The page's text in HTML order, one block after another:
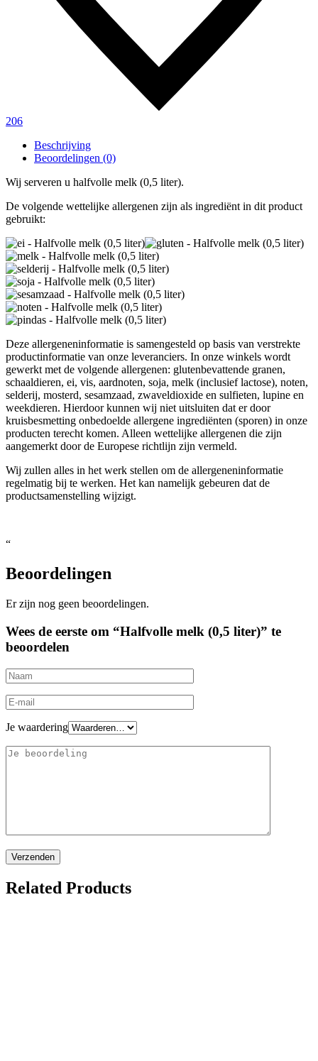
206
Beschrijving
Beoordelingen (0)
Wij serveren u halfvolle melk (0,5 liter).
De volgende wettelijke allergenen zijn als ingrediënt in dit product
gebruikt:
Deze allergeneninformatie is samengesteld op basis van verstrekte
productinformatie van onze leveranciers. In onze winkels wordt
gewerkt met de volgende allergenen: glutenbevattende granen,
schaaldieren, ei, vis, aardnoten, soja, melk (inclusief lactose), noten,
selderij, mosterd, sesamzaad, zwaveldioxide en sulfieten, lupine en
weekdieren. Hierdoor kunnen wij niet uitsluiten dat er door
kruisbesmetting onbedoelde allergene ingrediënten (sporen) in onze
producten terecht komen. Alleen wettelijke allergenen die zijn
aangemerkt door de Europese richtlijn zijn vermeld.
Wij zullen alles in het werk stellen om de allergeneninformatie
regelmatig bij te werken. Het kan namelijk gebeuren dat de
productsamenstelling wijzigt.
“
Beoordelingen
Er zijn nog geen beoordelingen.
Wees de eerste om “Halfvolle melk (0,5 liter)” te
beoordelen
Je waardering
Related Products